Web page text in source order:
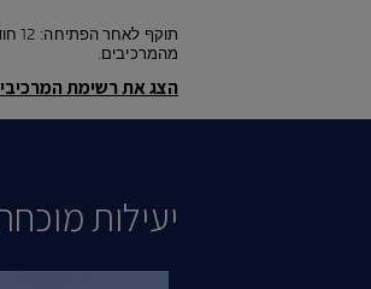
מהמרכיבים.
הצג את רשימת
יעילות